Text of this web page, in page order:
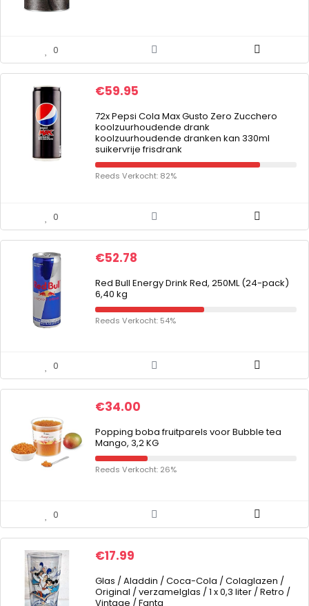
0
€59.95
72x Pepsi Cola Max Gusto Zero Zucchero
koolzuurhoudende drank
koolzuurhoudende dranken kan 330ml
suikervrije frisdrank
Reeds Verkocht: 82%
0
€52.78
Red Bull Energy Drink Red, 250ML (24-pack)
6,40 kg
Reeds Verkocht: 54%
0
€34.00
Popping boba fruitparels voor Bubble tea
Mango, 3,2 KG
Reeds Verkocht: 26%
0
€17.99
Glas / Aladdin / Coca-Cola / Colaglazen /
Original / verzamelglas / 1 x 0,3 liter / Retro /
Vintage / Fanta